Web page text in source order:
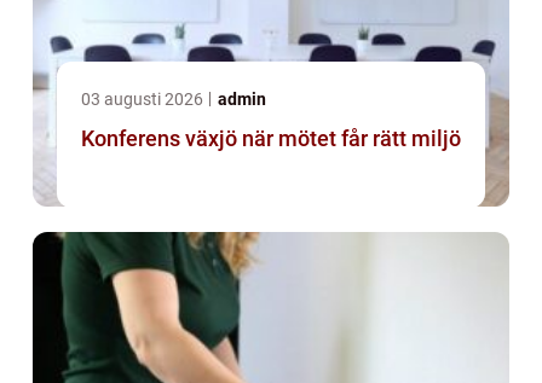
03 augusti 2026 admin
Konferens växjö när mötet får rätt miljö